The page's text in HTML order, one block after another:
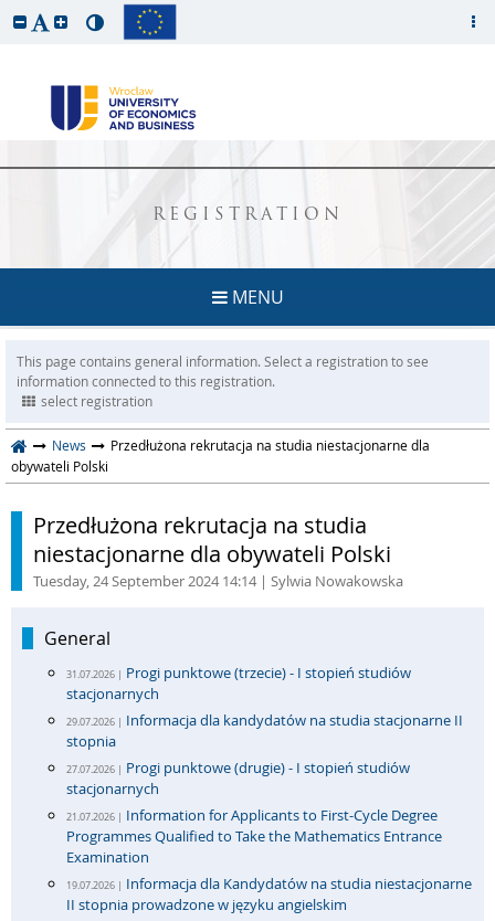
REGISTRATION
MENU
This page contains general information. Select a registration to see
information connected to this registration.
select registration
News
Przedłużona rekrutacja na studia niestacjonarne dla
obywateli Polski
Przedłużona rekrutacja na studia
niestacjonarne dla obywateli Polski
Tuesday, 24 September 2024 14:14 | Sylwia Nowakowska
General
31.07.2026 | Progi punktowe (trzecie) - I stopień studiów
stacjonarnych
29.07.2026 | Informacja dla kandydatów na studia stacjonarne II
stopnia
27.07.2026 | Progi punktowe (drugie) - I stopień studiów
stacjonarnych
21.07.2026 | Information for Applicants to First-Cycle Degree
Programmes Qualified to Take the Mathematics Entrance
Examination
19.07.2026 | Informacja dla Kandydatów na studia niestacjonarne
II stopnia prowadzone w języku angielskim